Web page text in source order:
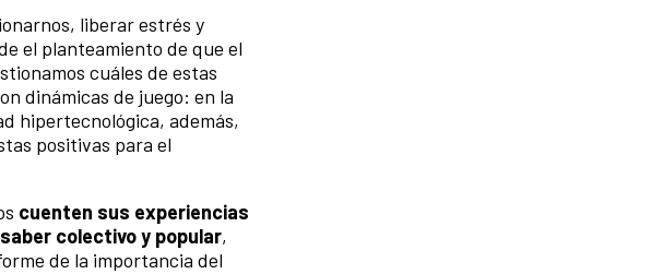
liberar estrés y
el planteamiento de que el
cuáles de estas
dinámicas de juego: en la
hipertecnológica, además,
positivas para el
cuenten sus experiencias
colectivo y popular,
de la importancia del